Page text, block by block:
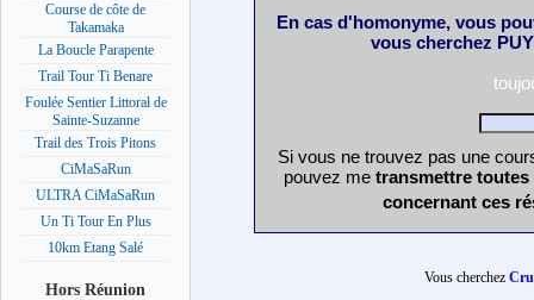
Course de côte de
Takamaka
La Boucle Parapente
Trail Tour Ti Benare
Foulée Sentier Littoral de
Sainte-Suzanne
Trail des Trois Pitons
CiMaSaRun
ULTRA CiMaSaRun
Un Ti Tour En Plus
10km Etang Salé
Hors Réunion
En cas d'homonyme, vous
vous cherchez
Si vous ne trouvez pas une
pouvez me transmettre
concernant ces
Vous cherchez